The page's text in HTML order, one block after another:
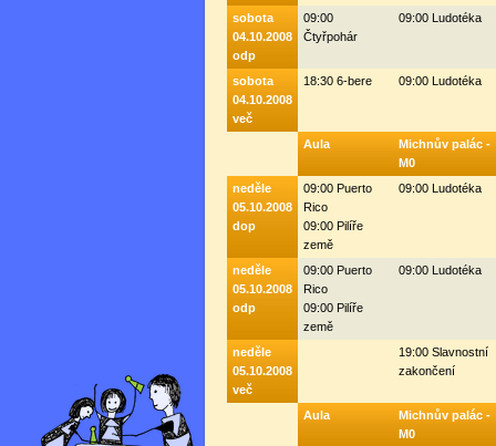
sobota
04.10.2008
odp
09:00
Čtyřpohár
09:00 Ludotéka
sobota
04.10.2008
več
18:30 6-bere 09:00 Ludotéka
Aula
Michnův palác -
M0
neděle
05.10.2008
dop
09:00 Puerto
Rico
09:00 Pilíře
země
09:00 Ludotéka
neděle
05.10.2008
odp
09:00 Puerto
Rico
09:00 Pilíře
země
09:00 Ludotéka
neděle
05.10.2008
več
19:00 Slavnostní
zakončení
Aula
Michnův palác -
M0